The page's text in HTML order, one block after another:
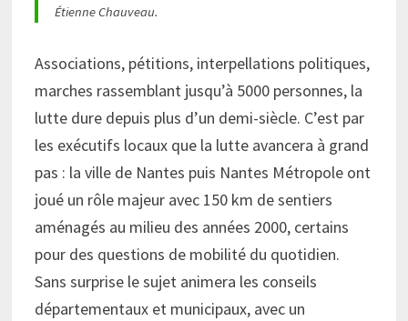
Étienne Chauveau.
Associations, pétitions, interpellations politiques,
marches rassemblant jusqu’à 5000 personnes, la
lutte dure depuis plus d’un demi-siècle. C’est par
les exécutifs locaux que la lutte avancera à grand
pas : la ville de Nantes puis Nantes Métropole ont
joué un rôle majeur avec 150 km de sentiers
aménagés au milieu des années 2000, certains
pour des questions de mobilité du quotidien.
Sans surprise le sujet animera les conseils
départementaux et municipaux, avec un